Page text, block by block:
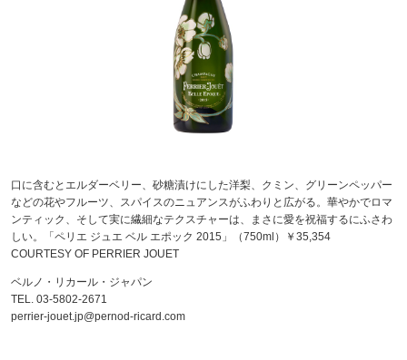
口に含むとエルダーベリー、砂糖漬けにした洋梨、クミン、グリーンペッパー
などの花やフルーツ、スパイスのニュアンスがふわりと広がる。華やかでロマ
ンティック、そして実に繊細なテクスチャーは、まさに愛を祝福するにふさわ
しい。「ペリエ ジュエ ベル エポック 2015」（750ml）￥35,354
COURTESY OF PERRIER JOUET
ベルノ・リカール・ジャパン
TEL. 03-5802-2671
perrier-jouet.jp@pernod-ricard.com